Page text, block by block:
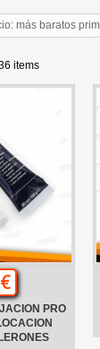
items
PRO